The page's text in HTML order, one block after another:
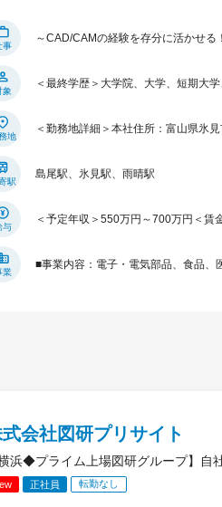
事
～CAD/CAMの経験を存分に活かせ
象
＜最終学歴＞大学院、大学、短期大
地
＜勤務地詳細＞本社住所：富山県氷
駅
島尾駅、氷見駅、雨晴駅
与
＜予定年収＞550万円～700万円＜賃
業
■事業内容：電子・電気部品、食品、
会社図研プリサイト
横浜◆プライム上場図研グループ】自
正社員 転勤なし